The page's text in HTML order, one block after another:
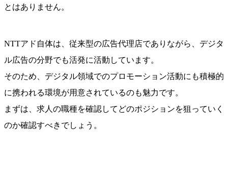
とはありません。
NTTアド自体は、従来型の広告代理店でありながら、デジタ
ル広告の分野でも活発に活動しています。
そのため、デジタル領域でのプロモーション活動にも積極的
に携われる環境が用意されているのも魅力です。
まずは、求人の職種を確認してどのポジションを狙っていく
のか確認すべきでしょう。